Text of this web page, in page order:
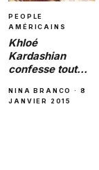
PEOPLE
AMÉRICAINS
Khloé
Kardashian
confesse tout…
NINA BRANCO · 8
JANVIER 2015